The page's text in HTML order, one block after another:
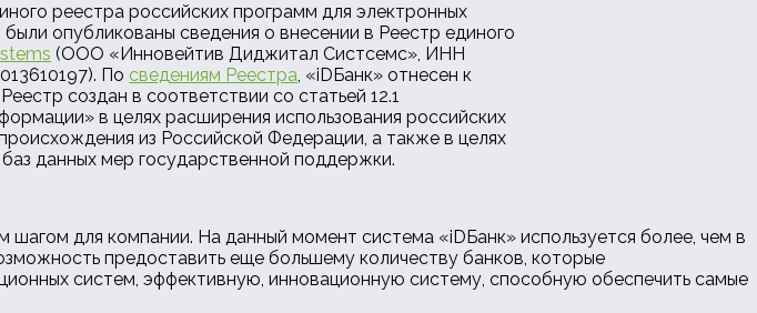
реестра российских программ для электронных
опубликованы сведения о внесении в Реестр единого
(ООО «Инновейтив Диджитал Систсемс», ИНН
По сведениям Реестра, «iDБанк» отнесен к
создан в соответствии со статьей 12.1
в целях расширения использования российских
из Российской Федерации, а также в целях
данных мер государственной поддержки.
для компании. На данный момент система «iDБанк» используется более, чем в
предоставить еще большему количеству банков, которые
систем, эффективную, инновационную систему, способную обеспечить самые